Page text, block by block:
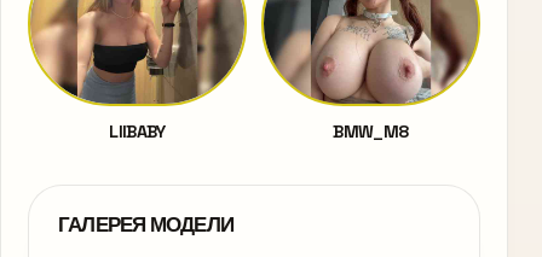
LIIBABY BMW_M8
ГАЛЕРЕЯ МОДЕЛИ